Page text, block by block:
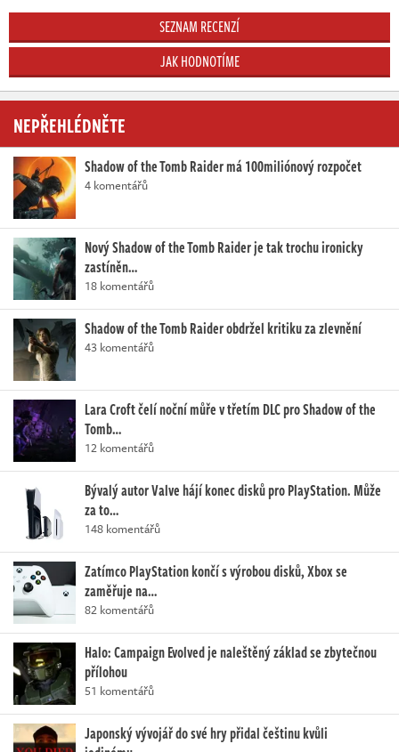
SEZNAM RECENZÍ
JAK HODNOTÍME
NEPŘEHLÉDNĚTE
Shadow of the Tomb Raider má 100miliónový rozpočet
4 komentářů
Nový Shadow of the Tomb Raider je tak trochu ironicky
zastíněn…
18 komentářů
Shadow of the Tomb Raider obdržel kritiku za zlevnění
43 komentářů
Lara Croft čelí noční můře v třetím DLC pro Shadow of the
Tomb…
12 komentářů
Bývalý autor Valve hájí konec disků pro PlayStation. Může
za to…
148 komentářů
Zatímco PlayStation končí s výrobou disků, Xbox se
zaměřuje na…
82 komentářů
Halo: Campaign Evolved je naleštěný základ se zbytečnou
přílohou
51 komentářů
Japonský vývojář do své hry přidal češtinu kvůli